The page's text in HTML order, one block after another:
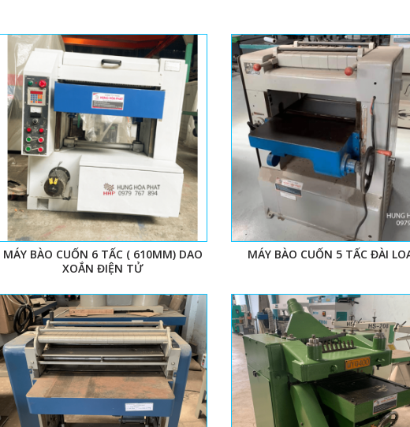
MÁY BÀO CUỐN 6 TẤC ( 610MM) DAO
XOẮN ĐIỆN TỬ
MÁY BÀO CUỐN 5 TẤC ĐÀI